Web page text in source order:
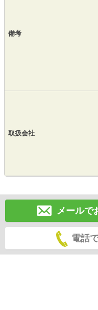
備考
取扱会社
メールで
電話